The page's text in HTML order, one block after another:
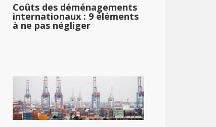
Coûts des déménagements
internationaux : 9 éléments
à ne pas négliger